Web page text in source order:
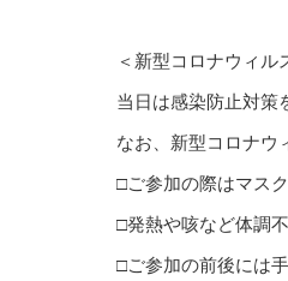
＜新型コロナウィル
当日は感染防止対策
なお、新型コロナウ
□ご参加の際はマス
□発熱や咳など体調
□ご参加の前後には